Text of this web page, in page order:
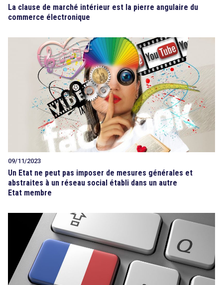
La clause de marché intérieur est la pierre angulaire du
commerce électronique
09/11/2023
Un Etat ne peut pas imposer de mesures générales et
abstraites à un réseau social établi dans un autre
Etat membre